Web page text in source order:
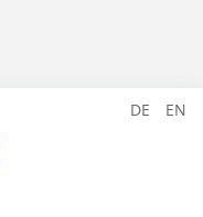
DE EN